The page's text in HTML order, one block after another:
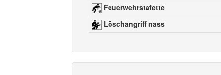
Feuerwehrstafette
Löschangriff nass